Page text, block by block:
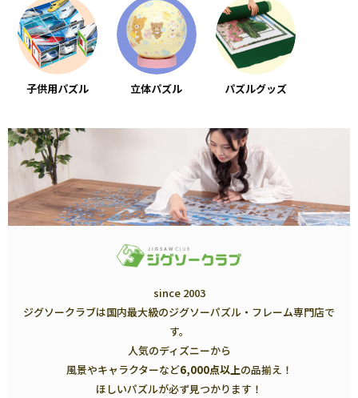
子供用パズル 立体パズル パズルグッズ
since 2003
ジグソークラブは国内最大級のジグソーパズル・フレーム専門店で
す。
人気のディズニーから
風景やキャラクターなど6,000点以上の品揃え！
ほしいパズルが必ず見つかります！